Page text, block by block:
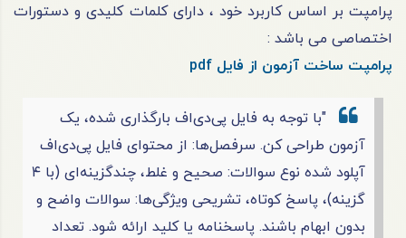
پرامپت بر اساس کاربرد خود ، دارای کلمات کلیدی و دستورات
اختصاصی می باشد :
پرامپت ساخت آزمون از فایل pdf
"با توجه به فایل پی‌دی‌اف بارگذاری شده، یک
آزمون طراحی کن. سرفصل‌ها: از محتوای فایل پی‌دی‌اف
آپلود شده
نوع سوالات: صحیح و غلط، چندگزینه‌ای (با ۴
گزینه)، پاسخ کوتاه، تشریحی ویژگی‌ها: سوالات واضح و
بدون ابهام باشند. پاسخنامه یا کلید ارائه شود. تعداد